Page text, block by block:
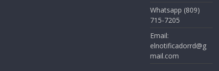
Whatsapp (809)
715-7205
Email:
elnotificadorrd@g
mail.com